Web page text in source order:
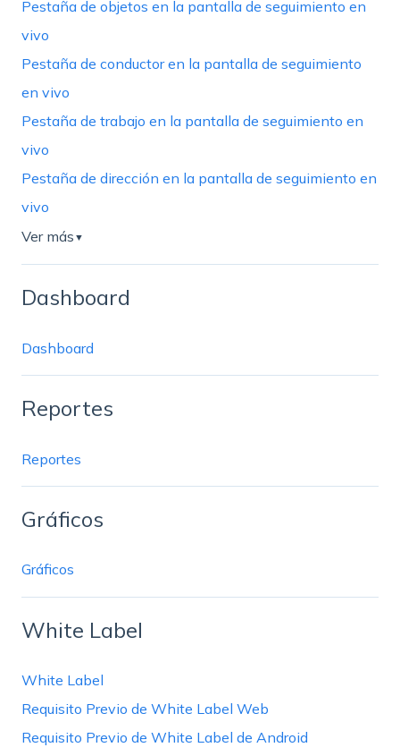
Pestaña de objetos en la pantalla de seguimiento en
vivo
Pestaña de conductor en la pantalla de seguimiento
en vivo
Pestaña de trabajo en la pantalla de seguimiento en
vivo
Pestaña de dirección en la pantalla de seguimiento en
vivo
Ver más ▼
Dashboard
Dashboard
Reportes
Reportes
Gráficos
Gráficos
White Label
White Label
Requisito Previo de White Label Web
Requisito Previo de White Label de Android